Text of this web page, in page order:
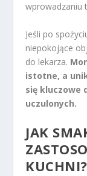
wprowadzaniu
Jeśli po
niepokojące
do lekarza.
istotne, a
się kluczowe
uczulonych.
JAK
KUCHNI?